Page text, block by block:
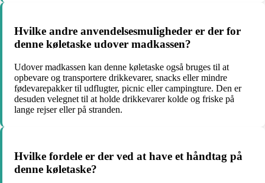
Hvilke andre anvendelsesmuligheder er der for
denne køletaske udover madkassen?
Udover madkassen kan denne køletaske også bruges til at
opbevare og transportere drikkevarer, snacks eller mindre
fødevarepakker til udflugter, picnic eller campingture. Den er
desuden velegnet til at holde drikkevarer kolde og friske på
lange rejser eller på stranden.
Hvilke fordele er der ved at have et håndtag på
denne køletaske?